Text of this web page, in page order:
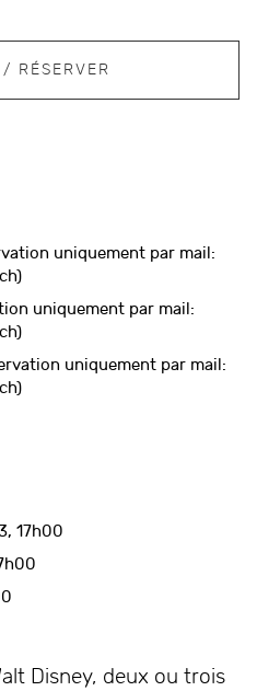
RÉSERVER
uniquement par mail:
uniquement par mail:
uniquement par mail:
17h00
Disney, deux ou trois